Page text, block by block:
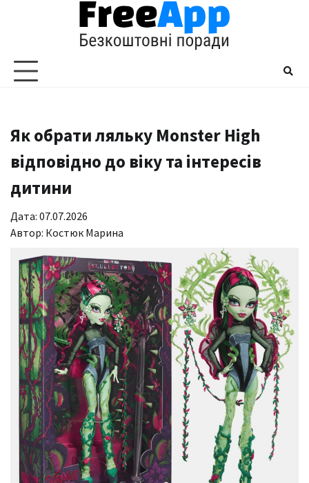
Як обрати ляльку Monster High
відповідно до віку та інтересів
дитини
Дата: 07.07.2026
Автор: Костюк Марина